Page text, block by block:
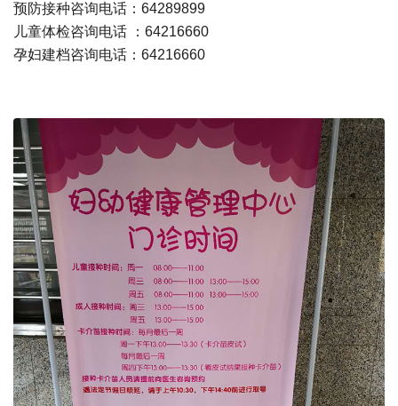
预防接种咨询电话：64289899
儿童体检咨询电话 ：64216660
孕妇建档咨询电话：64216660